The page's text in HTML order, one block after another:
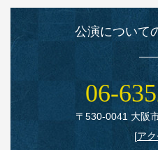
公演について
〒530‑0041 大阪
[ア